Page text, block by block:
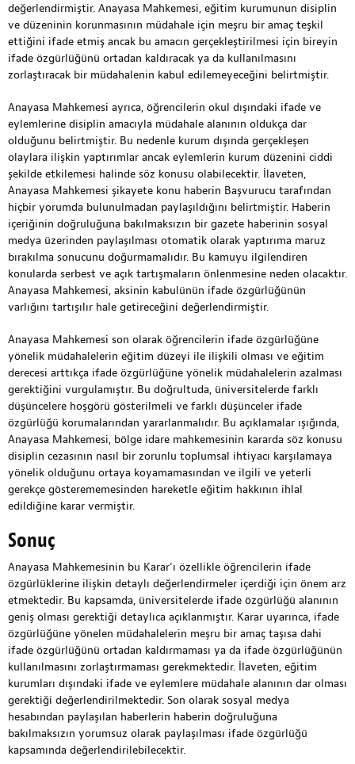
değerlendirmiştir. Anayasa Mahkemesi, eğitim kurumunun disiplin
ve düzeninin korunmasının müdahale için meşru bir amaç teşkil
ettiğini ifade etmiş ancak bu amacın gerçekleştirilmesi için bireyin
ifade özgürlüğünü ortadan kaldıracak ya da kullanılmasını
zorlaştıracak bir müdahalenin kabul edilemeyeceğini belirtmiştir.
Anayasa Mahkemesi ayrıca, öğrencilerin okul dışındaki ifade ve
eylemlerine disiplin amacıyla müdahale alanının oldukça dar
olduğunu belirtmiştir. Bu nedenle kurum dışında gerçekleşen
olaylara ilişkin yaptırımlar ancak eylemlerin kurum düzenini ciddi
şekilde etkilemesi halinde söz konusu olabilecektir. İlaveten,
Anayasa Mahkemesi şikayete konu haberin Başvurucu tarafından
hiçbir yorumda bulunulmadan paylaşıldığını belirtmiştir. Haberin
içeriğinin doğruluğuna bakılmaksızın bir gazete haberinin sosyal
medya üzerinden paylaşılması otomatik olarak yaptırıma maruz
bırakılma sonucunu doğurmamalıdır. Bu kamuyu ilgilendiren
konularda serbest ve açık tartışmaların önlenmesine neden olacaktır.
Anayasa Mahkemesi, aksinin kabulünün ifade özgürlüğünün
varlığını tartışılır hale getireceğini değerlendirmiştir.
Anayasa Mahkemesi son olarak öğrencilerin ifade özgürlüğüne
yönelik müdahalelerin eğitim düzeyi ile ilişkili olması ve eğitim
derecesi arttıkça ifade özgürlüğüne yönelik müdahalelerin azalması
gerektiğini vurgulamıştır. Bu doğrultuda, üniversitelerde farklı
düşüncelere hoşgörü gösterilmeli ve farklı düşünceler ifade
özgürlüğü korumalarından yararlanmalıdır. Bu açıklamalar ışığında,
Anayasa Mahkemesi, bölge idare mahkemesinin kararda söz konusu
disiplin cezasının nasıl bir zorunlu toplumsal ihtiyacı karşılamaya
yönelik olduğunu ortaya koyamamasından ve ilgili ve yeterli
gerekçe gösterememesinden hareketle eğitim hakkının ihlal
edildiğine karar vermiştir.
Sonuç
Anayasa Mahkemesinin bu Karar’ı özellikle öğrencilerin ifade
özgürlüklerine ilişkin detaylı değerlendirmeler içerdiği için önem arz
etmektedir. Bu kapsamda, üniversitelerde ifade özgürlüğü alanının
geniş olması gerektiği detaylıca açıklanmıştır. Karar uyarınca, ifade
özgürlüğüne yönelen müdahalelerin meşru bir amaç taşısa dahi
ifade özgürlüğünü ortadan kaldırmaması ya da ifade özgürlüğünün
kullanılmasını zorlaştırmaması gerekmektedir. İlaveten, eğitim
kurumları dışındaki ifade ve eylemlere müdahale alanının dar olması
gerektiği değerlendirilmektedir. Son olarak sosyal medya
hesabından paylaşılan haberlerin haberin doğruluğuna
bakılmaksızın yorumsuz olarak paylaşılması ifade özgürlüğü
kapsamında değerlendirilebilecektir.